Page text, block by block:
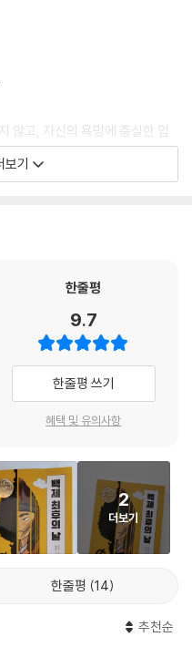
됫박 나눠 줄 것도 아닌데.”
, 어리다고 안 되면 우리 같은 애
않아 이곳을 전쟁터로 만드는
오지 않았는데도 사람들의 마음
겨우 그것 때문에 백성들이 나자
도해였기에 이 상황을 받아들
다. 도해를 붙든 손이 부르르 떨
없었던 당군이 그제야 원수처럼
한 것보다 훨씬 보통 사람의 모
습이 인간적으로 보였다.
. 바람 소리를 내며 날아간 돌이
않고, 자신의 욕망에 충실한 입
고 있다. 전쟁의 처참함을 감상적
보인다. 세밀하고 안정감 있는
는 일의 한계를 명확하게 그린
인들의 태도와 백성들의 태도에
술이 이야기를 풍성하게 만들
체적인 주인공이 등장해서 이야
간다. 자신의 욕망에 충실하고,
역시 인상적이었다.
긴장감 속에서 흥미로운 사건
드는 주인공 또한 기존 역사동
력적이었다. 제1회 역사동화상에
보기
한줄평
9.7
한줄평 쓰기
혜택 및 유의사항
2
더보기
한줄평 14
추천순